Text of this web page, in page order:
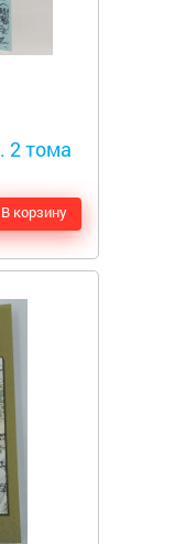
2 тома
В корзину